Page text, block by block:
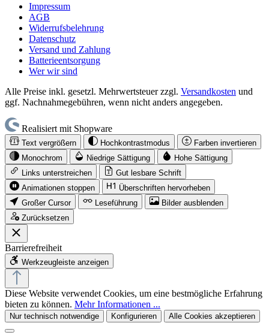
Impressum
AGB
Widerrufsbelehrung
Datenschutz
Versand und Zahlung
Batterieentsorgung
Wer wir sind
Alle Preise inkl. gesetzl. Mehrwertsteuer zzgl. Versandkosten und
ggf. Nachnahmegebühren, wenn nicht anders angegeben.
Realisiert mit Shopware
Text vergrößern Hochkontrastmodus
Farben invertieren
Monochrom
Niedrige Sättigung
Hohe Sättigung
Links unterstreichen
Gut lesbare Schrift
Animationen stoppen
Überschriften hervorheben
Großer Cursor
Leseführung
Bilder ausblenden
Zurücksetzen
Barrierefreiheit
Werkzeugleiste anzeigen
Diese Website verwendet Cookies, um eine bestmögliche Erfahrung
bieten zu können. Mehr Informationen ...
Nur technisch notwendige Konfigurieren Alle Cookies akzeptieren